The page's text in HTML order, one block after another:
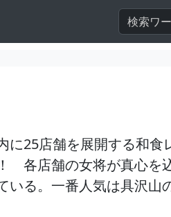
に25店舗を展開する和食
各店舗の女将が真心を
いる。一番人気は具沢山